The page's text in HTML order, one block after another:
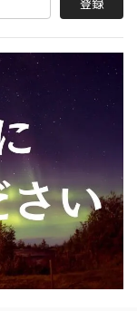
登録